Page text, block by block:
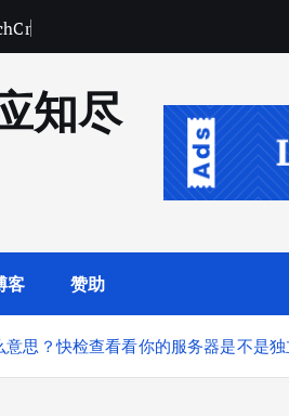
hCru
客 赞助
意思？快检查看看你的服务器是不是独